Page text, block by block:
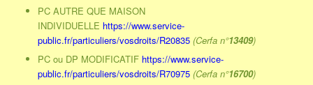
PC AUTRE QUE MAISON
INDIVIDUELLE https://www.service-
public.fr/particuliers/vosdroits/R20835 (Cerfa n°13409)
PC ou DP MODIFICATIF https://www.service-
public.fr/particuliers/vosdroits/R70975 (Cerfa n°16700)